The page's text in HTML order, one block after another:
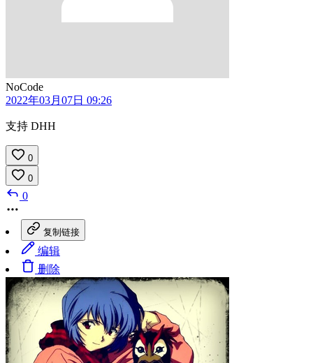
NoCode
2022年03月07日 09:26
支持 DHH
0
0
0
复制链接
编辑
删除